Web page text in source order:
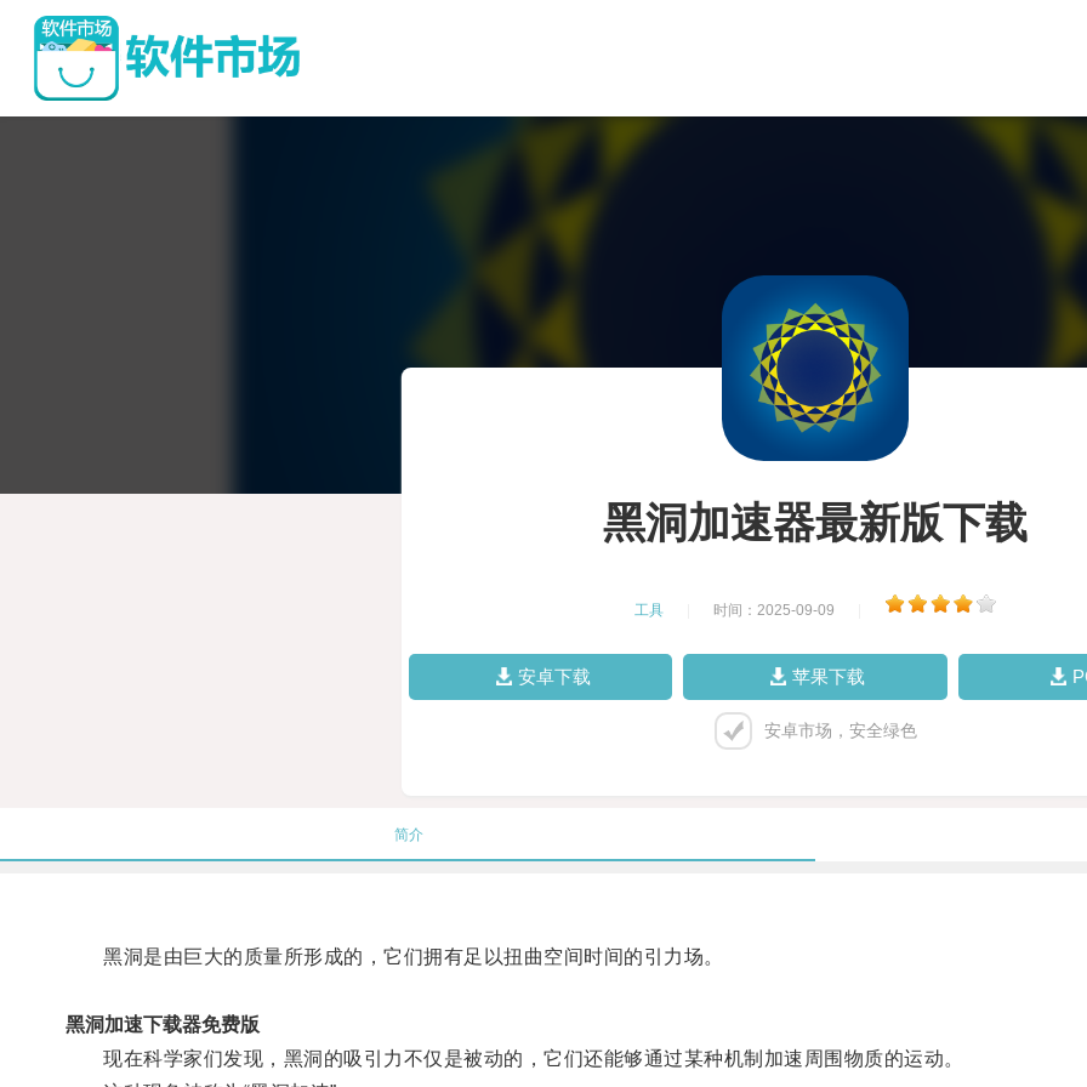
黑洞加速器最新版下载
工具 时间：2025-09-09
安卓下载 苹果下载
安卓市场，安全绿色
简介
黑洞是由巨大的质量所形成的，它们拥有足以扭曲空间时间的引力场。
黑洞加速下载器免费版
现在科学家们发现，黑洞的吸引力不仅是被动的，它们还能够通过某种机制加速周围物质的运动。